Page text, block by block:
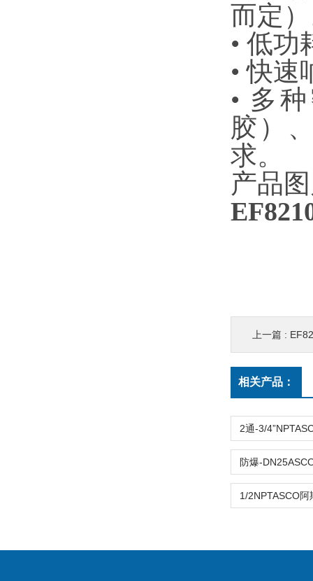
而定
• 低功
• 快
• 多
胶）
求。
产品
上一篇 :
相关产品：